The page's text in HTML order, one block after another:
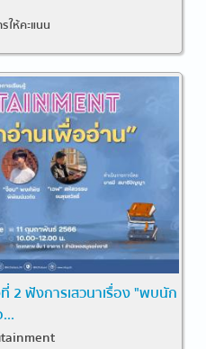
ให้คะแนน
2 ฟังการเสวนาเรื่อง "พบนัก